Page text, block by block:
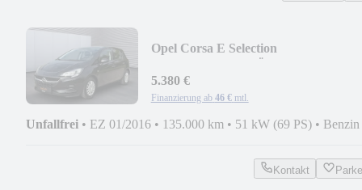
Opel Corsa E Selection
NEU*
5.380 €
Finanzierung ab 46 € mtl.
Unfallfrei • EZ 01/2016 • 135.000 km • 51 kW (69 PS) • Benzin
Kontakt